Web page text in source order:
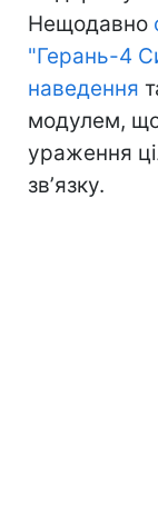
Нещодавно
"Герань-4
наведення
модулем, що
ураження
звʼязку.